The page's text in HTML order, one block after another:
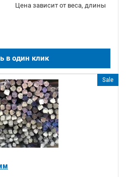
Цена зависит от веса, длины
в один клик
Sale